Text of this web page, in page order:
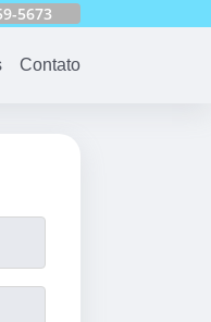
5673
Contato